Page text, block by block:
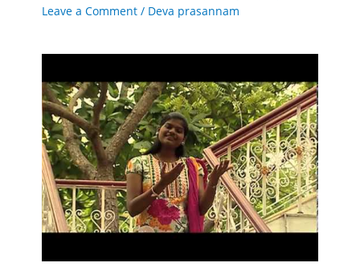
Leave a Comment / Deva prasannam